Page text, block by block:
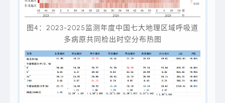
图4：2023-2025监测年度中国七大地理区域呼吸道
多病原共同检出时空分布热图